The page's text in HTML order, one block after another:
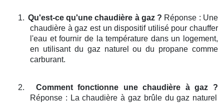
1. Qu'est-ce qu'une chaudière à gaz ? Réponse : Une
chaudière à gaz est un dispositif utilisé pour chauffer
l'eau et fournir de la température dans un logement,
en utilisant du gaz naturel ou du propane comme
carburant.
2.
Comment fonctionne une chaudière à gaz ?
Réponse : La chaudière à gaz brûle du gaz naturel